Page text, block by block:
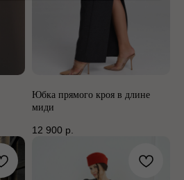
Юбка прямого кроя в длине
миди
12 900 р.